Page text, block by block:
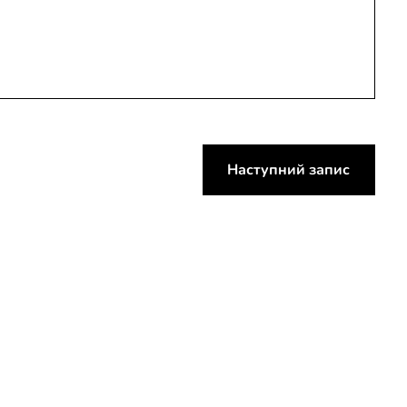
Наступний запис